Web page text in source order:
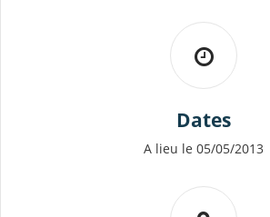
Dates
A lieu le 05/05/2013